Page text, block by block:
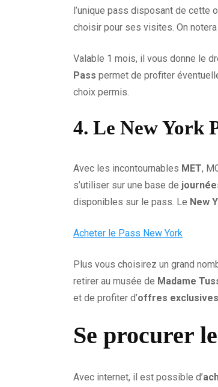
l’unique pass disposant de cette
choisir pour ses visites. On
Valable 1 mois, il vous donne le
Pass permet de profiter
choix permis.
4. Le New York
Avec les incontournables MET,
s’utiliser sur une base de
disponibles sur le pass. Le New
Acheter le Pass New York
Plus vous choisirez un grand
retirer au musée de Madame
et de profiter d’offres exclusives
Se procurer
Avec internet, il est possible d’